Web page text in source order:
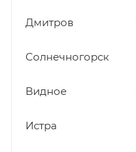
Дмитров
Солнечногорск
Видное
Истра